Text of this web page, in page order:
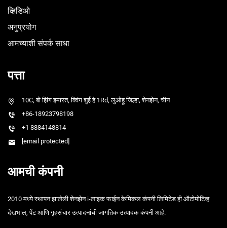
व्हिडिओ
अनुप्रयोग
आमच्याशी संपर्क साधा
पत्ता
10C, बो झिंग इमारत, क्विंग शुई हे 1Rd, लुओहू जिल्हा, शेनझेन, चीन
+86-18923798198
+1 8884148814
[email protected]
आमची कंपनी
2010 मध्ये स्थापन झालेली शेनझेन i-लाइक फाईन केमिकल कंपनी लिमिटेड ही ऑटोमोटिव्ह
देखभाल, पेंट आणि गृहसंचार उत्पादनांची जागतिक उत्पादक कंपनी आहे.